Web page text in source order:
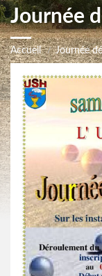
Journée
Accueil Journée